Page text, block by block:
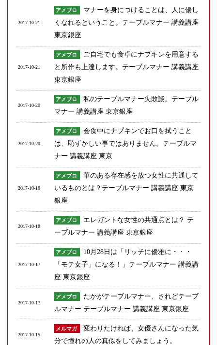
a
v
a
t
n
2017-10-21
アメブロ
マナーを身につけることは、人に優し
くなれるということ。テーブルマナー 講義講座
東京銀座
2017-10-21
アメブロ
ご自宅でも食卓にナプキンを用意する
と所作も上達します。テーブルマナー 講義講座
東京銀座
2017-10-20
アメブロ
私のテーブルマナー失敗談。テーブル
マナー 講義講座 東京銀座
2017-10-20
アメブロ
会食中にナプキンでお口を拭うこと
は、恥ずかしい事ではありません。テーブルマ
ナー 講義講座 東京
2017-10-18
アメブロ
華のある存在感を放つ女性に共通して
いるものとは？テーブルマナー 講義講座 東京
銀座
2017-10-18
アメブロ
エレガントな女性の共通点とは？ テ
ーブルマナー 講義講座 東京銀座
2017-10-17
アメブロ
10月28日は「リッチに優雅に・・・
「モテ女子」になる！」テーブルマナー 講義講
座 東京銀座
2017-10-17
アメブロ
たかがテーブルマナー、されどテーブ
ルマナー テーブルマナー 講義講座 東京銀座
2017-10-15
メルマガ
変わりたければ、女優さんになった気
分で憧れの人の真似をしてみましょう。